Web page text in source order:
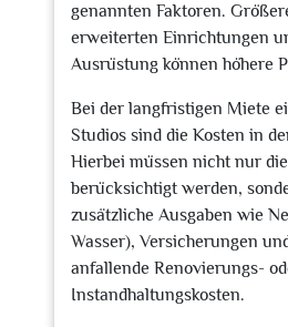
genannten Faktoren.
erweiterten Einrichtungen
Ausrüstung können höhere
Bei der langfristigen Miete
Studios sind die Kosten in
Hierbei müssen nicht nur
berücksichtigt werden,
zusätzliche Ausgaben wie
Wasser), Versicherungen
anfallende Renovierungs-
Instandhaltungskosten.